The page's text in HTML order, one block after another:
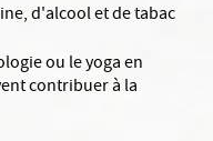
d'alcool et de tabac
ou le yoga en
contribuer à la